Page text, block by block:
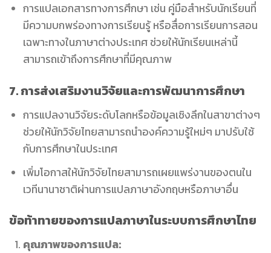
การแปลเอกสารทางการศึกษา เช่น คู่มือสำหรับนักเรียนที่
มีความบกพร่องทางการเรียนรู้ หรือสื่อการเรียนการสอน
เฉพาะทางในภาษาต่างประเทศ ช่วยให้นักเรียนเหล่านี้
สามารถเข้าถึงการศึกษาที่มีคุณภาพ
7. การส่งเสริมงานวิจัยและการพัฒนาการศึกษา
การแปลงานวิจัยระดับโลกหรือข้อมูลเชิงลึกในสาขาต่างๆ
ช่วยให้นักวิจัยไทยสามารถนำองค์ความรู้ใหม่ๆ มาปรับใช้
กับการศึกษาในประเทศ
เพิ่มโอกาสให้นักวิจัยไทยสามารถเผยแพร่งานของตนใน
เวทีนานาชาติผ่านการแปลภาษาอังกฤษหรือภาษาอื่น
ข้อท้าทายของการแปลภาษาในระบบการศึกษาไทย
คุณภาพของการแปล: